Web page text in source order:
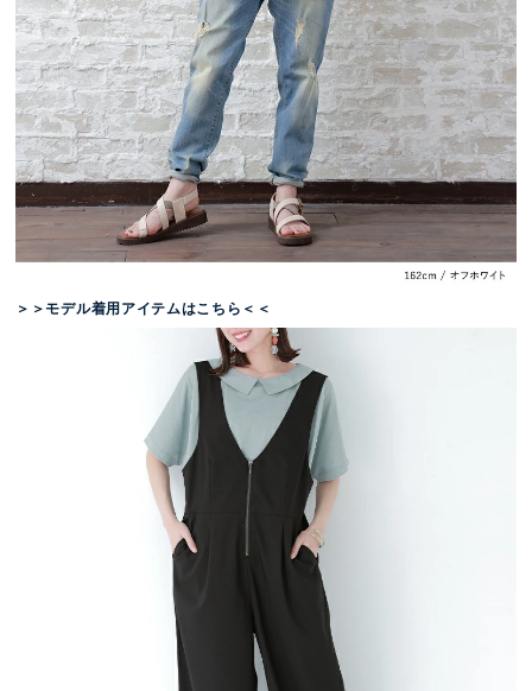
＞＞モデル着用アイテムはこちら＜＜